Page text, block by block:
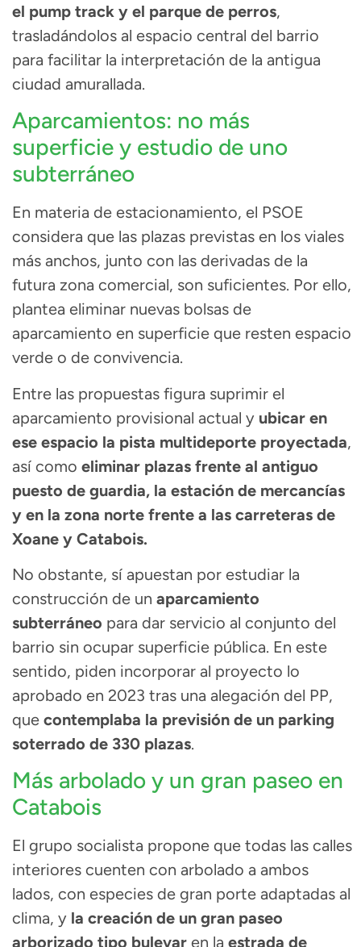
el pump track y el parque de perros,
trasladándolos al espacio central del barrio
para facilitar la interpretación de la antigua
ciudad amurallada.
Aparcamientos: no más
superficie y estudio de uno
subterráneo
En materia de estacionamiento, el PSOE
considera que las plazas previstas en los viales
más anchos, junto con las derivadas de la
futura zona comercial, son suficientes. Por ello,
plantea eliminar nuevas bolsas de
aparcamiento en superficie que resten espacio
verde o de convivencia.
Entre las propuestas figura suprimir el
aparcamiento provisional actual y ubicar en
ese espacio la pista multideporte proyectada,
así como eliminar plazas frente al antiguo
puesto de guardia, la estación de mercancías
y en la zona norte frente a las carreteras de
Xoane y Catabois.
No obstante, sí apuestan por estudiar la
construcción de un aparcamiento
subterráneo para dar servicio al conjunto del
barrio sin ocupar superficie pública. En este
sentido, piden incorporar al proyecto lo
aprobado en 2023 tras una alegación del PP,
que contemplaba la previsión de un parking
soterrado de 330 plazas.
Más arbolado y un gran paseo en
Catabois
El grupo socialista propone que todas las calles
interiores cuenten con arbolado a ambos
lados, con especies de gran porte adaptadas al
clima, y la creación de un gran paseo
arborizado tipo bulevar en la estrada de